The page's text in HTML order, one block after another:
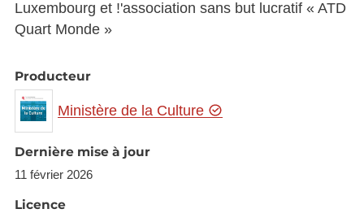
Luxembourg et !'association sans but lucratif « ATD
Quart Monde »
Producteur
Ministère de la Culture
Dernière mise à jour
11 février 2026
Licence